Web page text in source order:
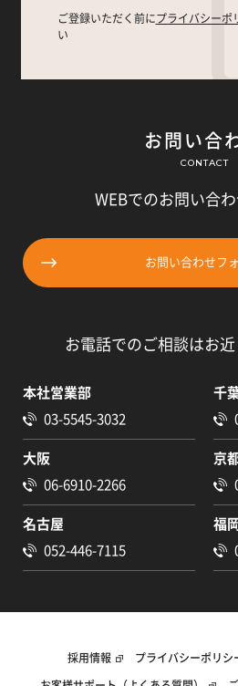
ご登録いただく前にプライバシーポ
い
お問い合
CONTACT
お電話でのご相談はお
本社営業部
03-5545-3032
千
大阪
06-6910-2266
京
名古屋
052-446-7115
福岡
WEBでのお問い合
お問い合わせフ
採用情報 プライバシーポリシ